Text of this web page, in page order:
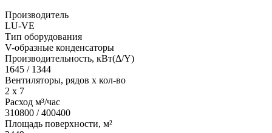
Производитель
LU-VE
Тип оборудования
V-образные конденсаторы
Производительность, кВт(Δ/Y)
1645 / 1344
Вентиляторы, рядов х кол-во
2 х 7
Расход м³/час
310800 / 400400
Площадь поверхности, м²